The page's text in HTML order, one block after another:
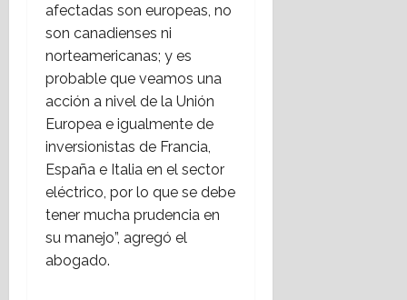
afectadas son europeas, no
son canadienses ni
norteamericanas; y es
probable que veamos una
acción a nivel de la Unión
Europea e igualmente de
inversionistas de Francia,
España e Italia en el sector
eléctrico, por lo que se debe
tener mucha prudencia en
su manejo”, agregó el
abogado.